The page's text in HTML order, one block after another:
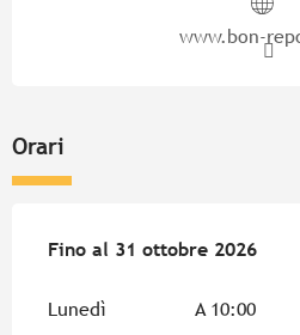
www.bon-
Orari
Dal1 aprile 2026al31
Fino al 31 ottobre 2026
Lunedì A 10:00